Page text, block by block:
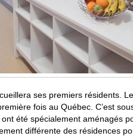
ses premiers résidents.
fois au Québec. C’est
été spécialement aménagés
différente des résidences